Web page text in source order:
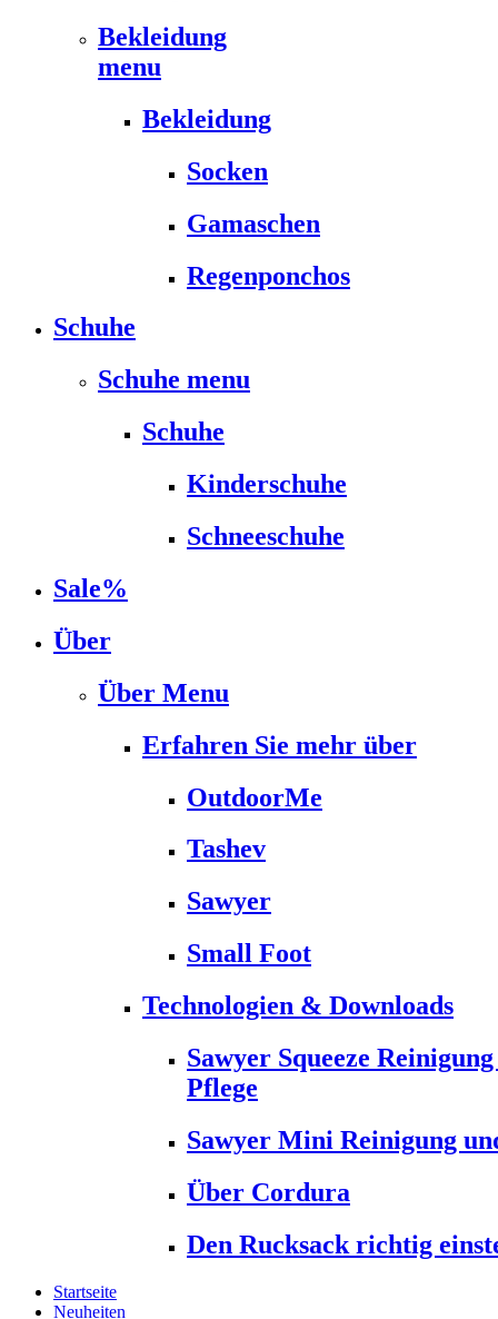
Bekleidung
menu
Bekleidung
Socken
Gamaschen
Regenponchos
Schuhe
Schuhe menu
Schuhe
Kinderschuhe
Schneeschuhe
Sale%
Über
Über Menu
Erfahren Sie mehr über
OutdoorMe
Tashev
Sawyer
Small Foot
Technologien & Downloads
Sawyer Squeeze
Pflege
Sawyer Mini Reinigung
Über Cordura
Den Rucksack richtig
Startseite
Neuheiten